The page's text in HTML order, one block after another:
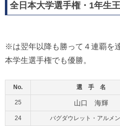
全日本大学選手権・1年生
※は翌年以降も勝って４連覇を
本学生選手権でも優勝。
No. 選 手 名
25 山口 海輝
24 バグダウレット・アルメ